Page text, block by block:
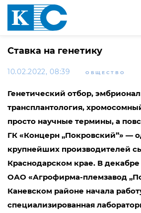
Ставка на генетику
10.02.2022, 08:39 ОБЩЕСТВО
Генетический отбор,
трансплантология,
просто научные термины, а
ГК «Концерн „Покровский”» —
крупнейших производителей
Краснодарском крае. В декабре
ОАО «Агрофирма-племзавод
Каневском районе начала
специализированная